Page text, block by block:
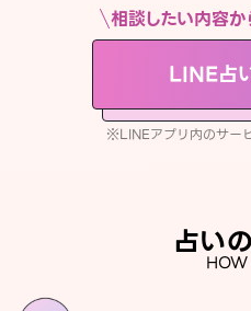
相談したい内容
LINE占
※LINEアプリ内のサー
占い